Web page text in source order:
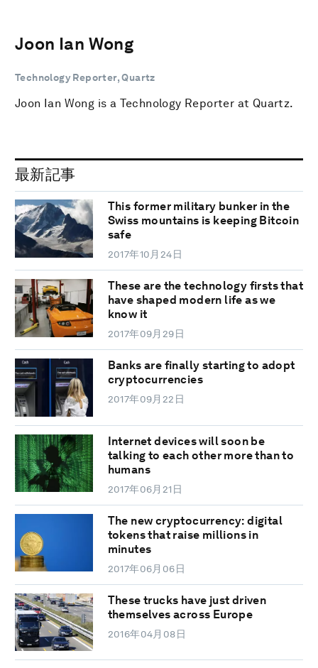
Joon Ian Wong
Technology Reporter, Quartz
Joon Ian Wong is a Technology Reporter at Quartz.
最新記事
This former military bunker in the
Swiss mountains is keeping Bitcoin
safe
2017年10月24日
These are the technology firsts that
have shaped modern life as we
know it
2017年09月29日
Banks are finally starting to adopt
cryptocurrencies
2017年09月22日
Internet devices will soon be
talking to each other more than to
humans
2017年06月21日
The new cryptocurrency: digital
tokens that raise millions in
minutes
2017年06月06日
These trucks have just driven
themselves across Europe
2016年04月08日